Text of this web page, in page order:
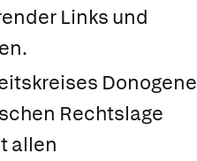
Links und
Donogene
Rechtslage
allen